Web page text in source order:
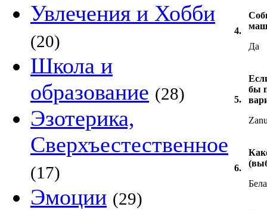
Увлечения и Хобби
(20)
Школа и
образование (28)
Эзотерика,
Сверхъестественное
(17)
Эмоции (29)
4.
Да
5.
бы
6.